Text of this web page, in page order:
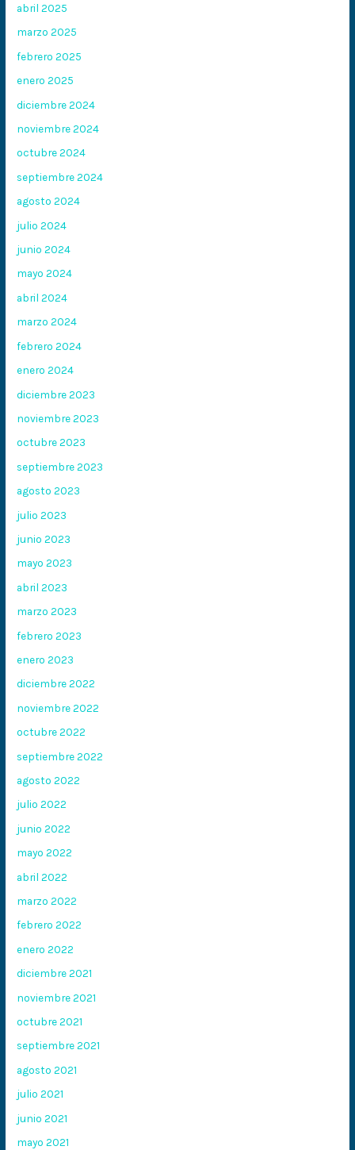
abril 2025
marzo 2025
febrero 2025
enero 2025
diciembre 2024
noviembre 2024
octubre 2024
septiembre 2024
agosto 2024
julio 2024
junio 2024
mayo 2024
abril 2024
marzo 2024
febrero 2024
enero 2024
diciembre 2023
noviembre 2023
octubre 2023
septiembre 2023
agosto 2023
julio 2023
junio 2023
mayo 2023
abril 2023
marzo 2023
febrero 2023
enero 2023
diciembre 2022
noviembre 2022
octubre 2022
septiembre 2022
agosto 2022
julio 2022
junio 2022
mayo 2022
abril 2022
marzo 2022
febrero 2022
enero 2022
diciembre 2021
noviembre 2021
octubre 2021
septiembre 2021
agosto 2021
julio 2021
junio 2021
mayo 2021